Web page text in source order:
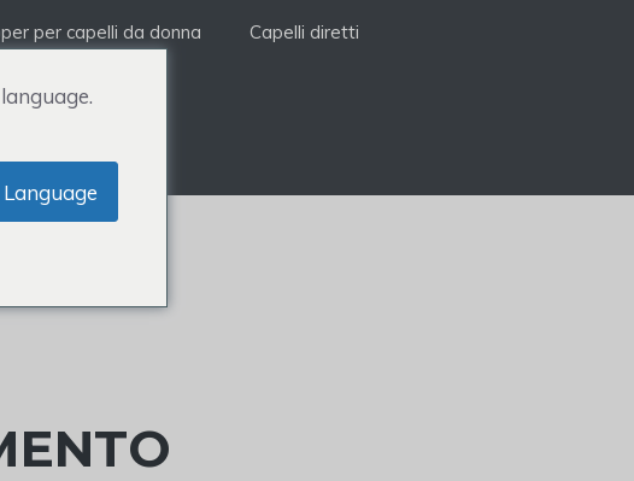
per capelli da donna Capelli diretti